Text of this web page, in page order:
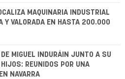
MAQUINARIA INDUSTRIAL
Y VALORADA EN HASTA 200.000
MIGUEL INDURÁIN JUNTO A SU
REUNIDOS POR UNA
NAVARRA